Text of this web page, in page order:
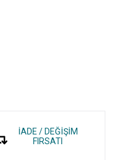
İADE / DEĞİŞİM
FIRSATI